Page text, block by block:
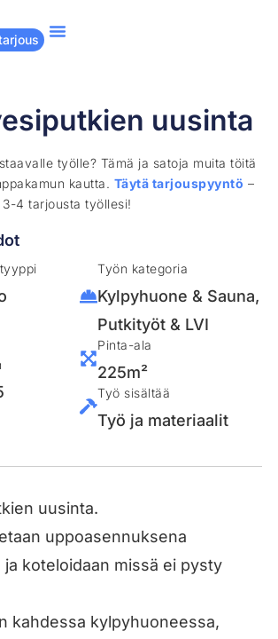
uusinta
työlle? Tämä ja satoja muita töitä
kautta. Täytä tarjouspyyntö –
4 tarjousta työllesi!
Työn kategoria
Kylpyhuone & Sauna,
Putkityöt & LVI
Pinta-ala
225m²
Työ sisältää
Työ ja materiaalit
uusinta.
uppoasennuksena
ja koteloidaan missä ei pysty
kahdessa kylpyhuoneessa,